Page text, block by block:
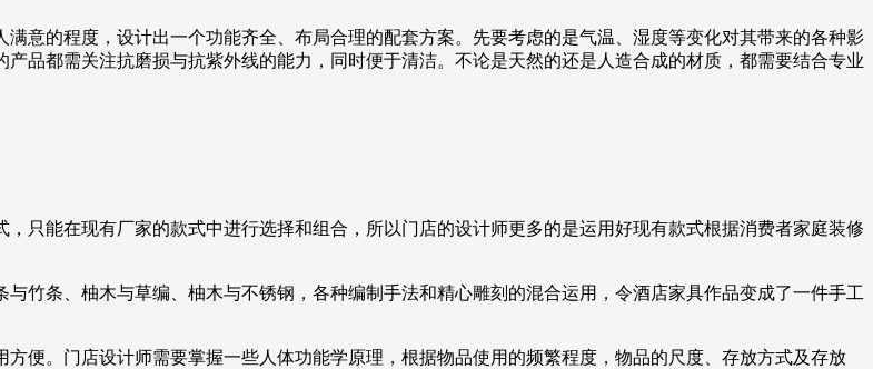
意的程度，设计出一个功能齐全、布局合理的配套方案。先要考虑的是气温、湿度等变化对其带来的各种影
品都需关注抗磨损与抗紫外线的能力，同时便于清洁。不论是天然的还是人造合成的材质，都需要结合专业
只能在现有厂家的款式中进行选择和组合，所以门店的设计师更多的是运用好现有款式根据消费者家庭装修
竹条、柚木与草编、柚木与不锈钢，各种编制手法和精心雕刻的混合运用，令酒店家具作品变成了一件手工
便。门店设计师需要掌握一些人体功能学原理，根据物品使用的频繁程度，物品的尺度、存放方式及存放